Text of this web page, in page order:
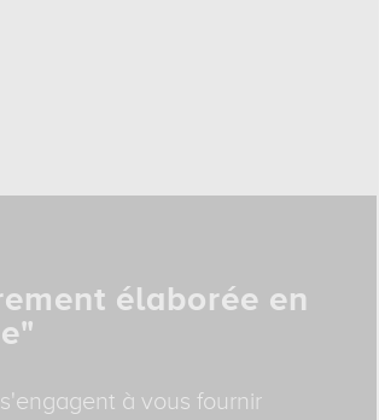
élaborée en
à vous fournir